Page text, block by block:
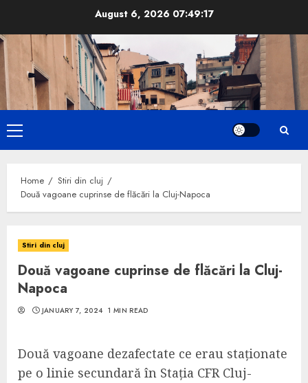
content
August 6, 2026 07:49:18
Primary
Menu
Home
Stiri din cluj
Două vagoane cuprinse de flăcări la Cluj-Napoca
Stiri din cluj
Două vagoane cuprinse de flăcări la Cluj-
Napoca
JANUARY 7, 2024 1 MIN READ
Două vagoane dezafectate ce erau staționate
pe o linie secundară în Stația CFR Cluj-